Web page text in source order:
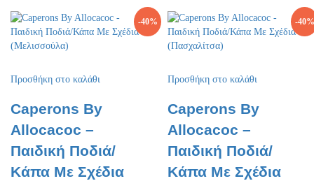
-40%
Προσθήκη στο καλάθι
Caperons By
Allocacoc –
Παιδική Ποδιά/
Κάπα Με Σχέδια
-40%
Προσθήκη στο καλάθι
Caperons By
Allocacoc –
Παιδική Ποδιά/
Κάπα Με Σχέδια